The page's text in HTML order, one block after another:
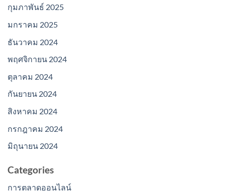
กุมภาพันธ์ 2025
มกราคม 2025
ธันวาคม 2024
พฤศจิกายน 2024
ตุลาคม 2024
กันยายน 2024
สิงหาคม 2024
กรกฎาคม 2024
มิถุนายน 2024
Categories
การตลาดออนไลน์